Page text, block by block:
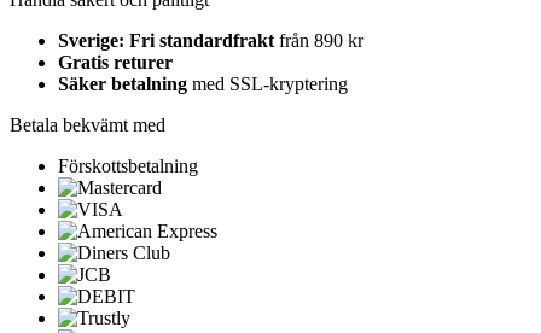
Sverige: Fri standardfrakt från 890 kr
Gratis returer
Säker betalning med SSL-kryptering
Betala bekvämt med
Förskottsbetalning